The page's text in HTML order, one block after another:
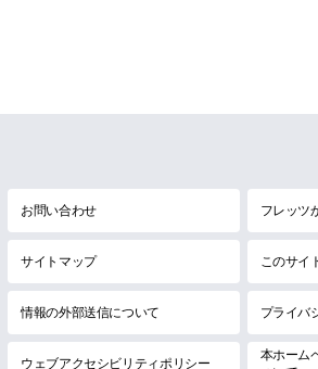
お問い合わせ フレッツ
サイトマップ このサイ
情報の外部送信について プライバ
ウェブアクセシビリティポリシー
本ホーム